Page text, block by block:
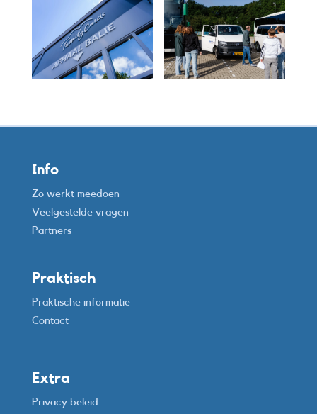
Info
Zo werkt meedoen
Veelgestelde vragen
Partners
Praktisch
Praktische informatie
Contact
Extra
Privacy beleid